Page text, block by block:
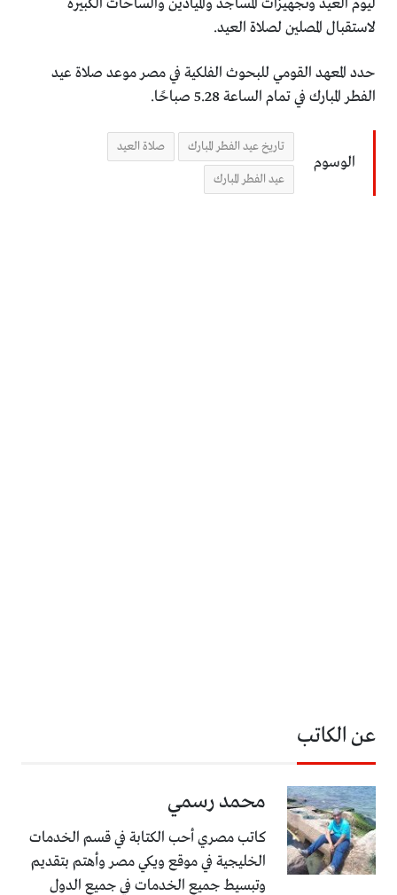
ليوم العيد وتجهيزات المساجد والميادين والساحات الكبيرة
لاستقبال المصلين لصلاة العيد.
حدد المعهد القومي للبحوث الفلكية في مصر موعد صلاة عيد
الفطر المبارك في تمام الساعة 5.28 صباحًا.
الوسوم
تاريخ عيد الفطر المبارك صلاة العيد
عيد الفطر المبارك
عن الكاتب
محمد رسمي
كاتب مصري أحب الكتابة في قسم الخدمات
الخليجية في موقع ويكي مصر وأهتم بتقديم
وتبسيط جميع الخدمات في جميع الدول